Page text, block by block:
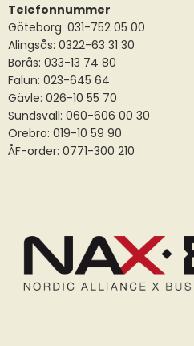
Telefonnummer
Göteborg: 031-752 05 00
Alingsås: 0322-63 31 30
Borås: 033-13 74 80
Falun: 023-645 64
Gävle: 026-10 55 70
Sundsvall: 060-606 00 30
Örebro: 019-10 59 90
ÅF-order: 0771-300 210